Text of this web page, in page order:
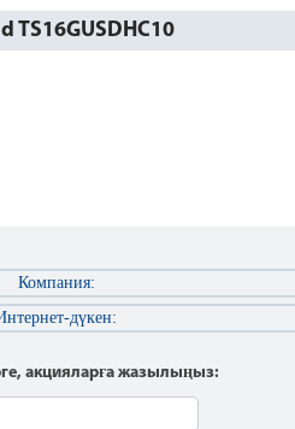
TS16GUSDHC10
Компания:
дүкен:
акцияларға жазылыңыз: